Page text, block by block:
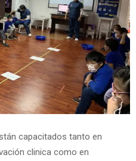
capacitados tanto en
clinica como en